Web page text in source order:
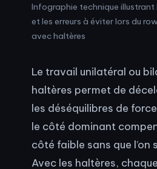
Infographie technique
et les erreurs à éviter lors du
avec haltères
Le travail unilatéral ou
haltères permet de
les déséquilibres de
le côté dominant
côté faible sans que l’on
Avec les haltères,